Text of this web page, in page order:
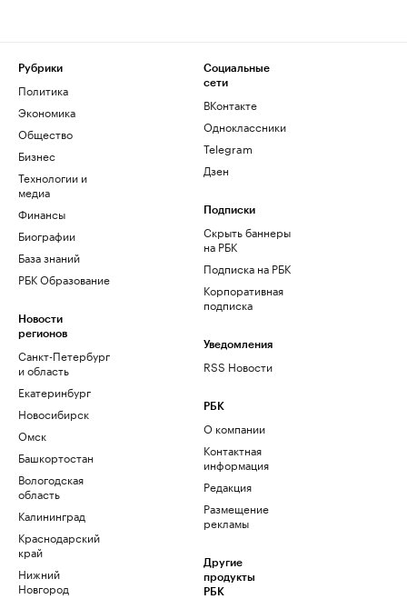
Рубрики
Политика
Экономика
Общество
Бизнес
Технологии и
медиа
Финансы
Биографии
База знаний
РБК Образование
Новости
регионов
Санкт-Петербург
и область
Екатеринбург
Новосибирск
Омск
Башкортостан
Вологодская
область
Калининград
Краснодарский
край
Нижний
Новгород
Социальные
сети
ВКонтакте
Одноклассники
Telegram
Дзен
Подписки
Скрыть баннеры
на РБК
Подписка на РБК
Корпоративная
подписка
Уведомления
RSS Новости
РБК
О компании
Контактная
информация
Редакция
Размещение
рекламы
Другие
продукты
РБК